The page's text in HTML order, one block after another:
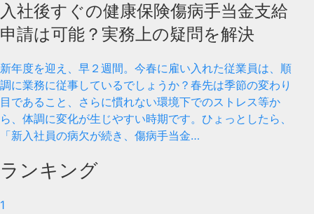
入社後すぐの健康保険傷病手当金支給
申請は可能？実務上の疑問を解決
新年度を迎え、早２週間。今春に雇い入れた従業員は、順
調に業務に従事しているでしょうか？春先は季節の変わり
目であること、さらに慣れない環境下でのストレス等か
ら、体調に変化が生じやすい時期です。ひょっとしたら、
「新入社員の病欠が続き、傷病手当金…
ランキング
1